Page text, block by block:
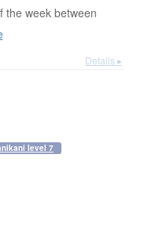
the week between
Details ▸
level 7